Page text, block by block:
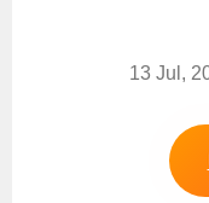
13 Jul,